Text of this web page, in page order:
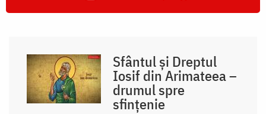
Sfântul și Dreptul
Iosif din Arimateea –
drumul spre
sfințenie